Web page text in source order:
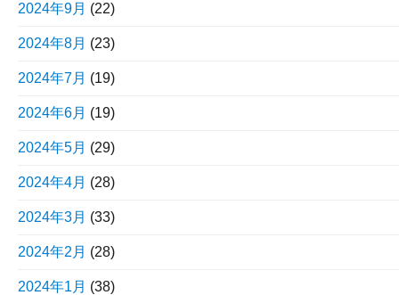
2024年9月 (22)
2024年8月 (23)
2024年7月 (19)
2024年6月 (19)
2024年5月 (29)
2024年4月 (28)
2024年3月 (33)
2024年2月 (28)
2024年1月 (38)